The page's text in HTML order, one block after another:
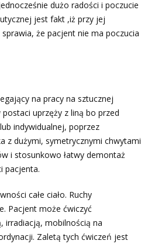
dużo radości i poczucie
jest fakt ,iż przy jej
że pacjent nie ma poczucia
na pracy na sztucznej
uprzęży z liną bo przed
indywidualnej, poprzez
z dużymi, symetrycznymi chwytami
i stosunkowo łatwy demontaż
pacjenta.
całe ciało. Ruchy
Pacjent może ćwiczyć
irradiacją, mobilnością na
Zaletą tych ćwiczeń jest